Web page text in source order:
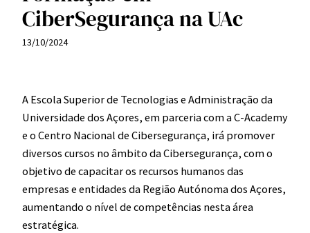
CiberSegurança na UAc
13/10/2024
A Escola Superior de Tecnologias e Administração da
Universidade dos Açores, em parceria com a C-Academy
e o Centro Nacional de Cibersegurança, irá promover
diversos cursos no âmbito da Cibersegurança, com o
objetivo de capacitar os recursos humanos das
empresas e entidades da Região Autónoma dos Açores,
aumentando o nível de competências nesta área
estratégica.